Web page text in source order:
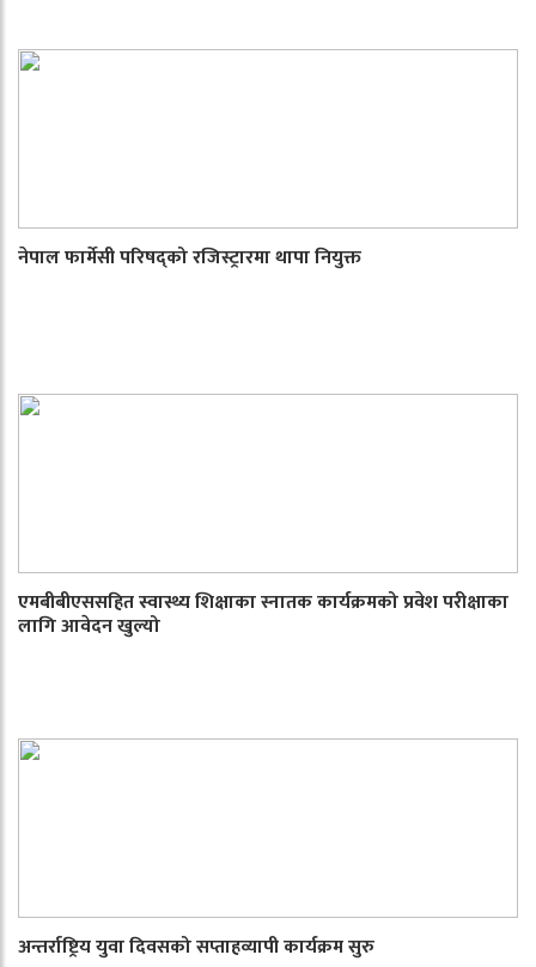
नेपाल फार्मेसी परिषद्को रजिस्ट्रारमा थापा नियुक्त
एमबीबीएससहित स्वास्थ्य शिक्षाका स्नातक कार्यक्रमको प्रवेश परीक्षाका
लागि आवेदन खुल्यो
अन्तर्राष्ट्रिय युवा दिवसको सप्ताहव्यापी कार्यक्रम सुरु